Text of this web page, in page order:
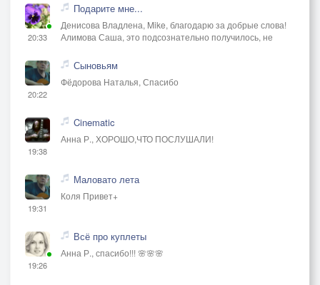
20:33
Подарите мне...
Денисова Владлена, Mike, благодарю за добрые слова!
Алимова Саша, это подсознательно получилось, не
20:22
Сыновьям
Фёдорова Наталья, Спасибо
19:38
Cinematic
Анна Р., ХОРОШО,ЧТО ПОСЛУШАЛИ!
19:31
Маловато лета
Коля Привет+
19:26
Всё про куплеты
Анна Р., спасибо!!! 🌸🌸🌸